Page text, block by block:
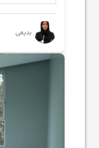
بدیعی